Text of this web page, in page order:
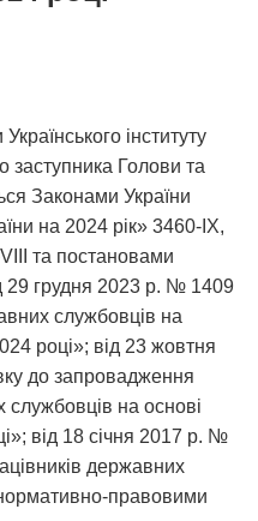
інституту
заступника Голови та
Законами України
на 2024 рік» 3460-IX,
та постановами
29 грудня 2023 р. № 1409
службовців на
році»; від 23 жовтня
до запровадження
на основі
від 18 січня 2017 р. №
державних
правовими